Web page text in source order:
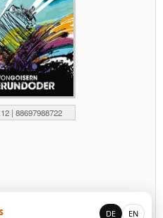
| 88697988722
DE EN